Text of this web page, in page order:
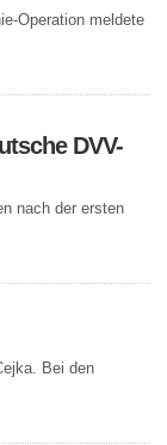
Operation meldete
DVV-
nach der ersten
Bei den